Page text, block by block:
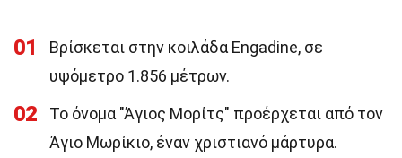
01
Βρίσκεται στην κοιλάδα Engadine, σε
υψόμετρο 1.856 μέτρων.
02
Το όνομα "Άγιος Μορίτς" προέρχεται από τον
Άγιο Μωρίκιο, έναν χριστιανό μάρτυρα.